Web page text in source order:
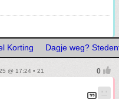
Korting Dagje weg?
@ 17:24 • 21